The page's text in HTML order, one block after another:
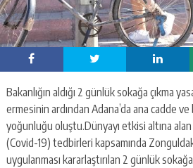
Bakanlığın aldığı 2 günlük sokağa çıkma
ermesinin ardından Adana’da ana cadde
yoğunluğu oluştu.Dünyayı etkisi altına
(Covid-19) tedbirleri kapsamında
uygulanması kararlaştırılan 2 günlük sokağa